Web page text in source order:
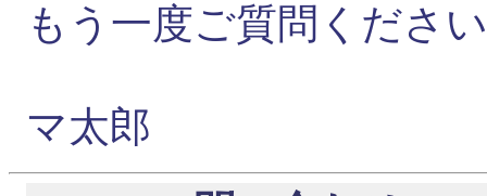
もう一度ご質問くださ
マ太郎